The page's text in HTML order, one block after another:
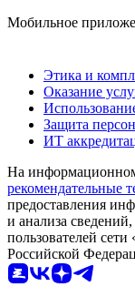
Мобильное
Этика и
Оказание
Защита
ИТ
На
рекомендательные
предоставления
и анализа
пользователей
Российской